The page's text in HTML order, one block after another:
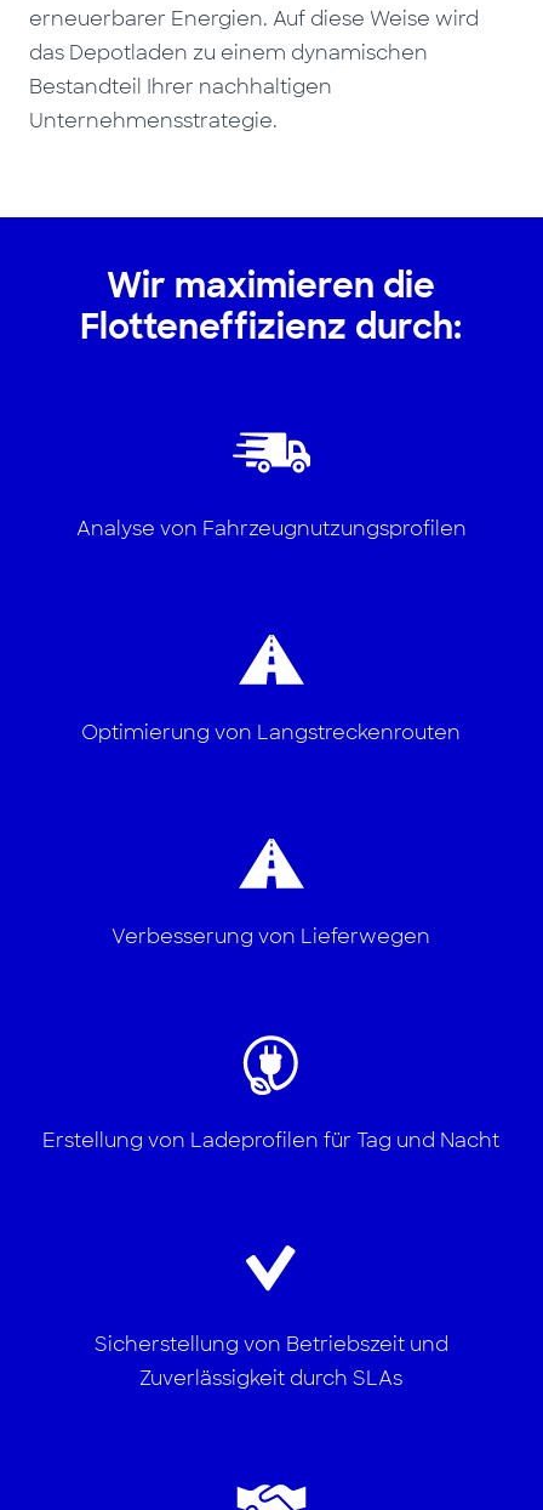
erneuerbarer Energien. Auf diese Weise wird
das Depotladen zu einem dynamischen
Bestandteil Ihrer nachhaltigen
Unternehmensstrategie.
Wir maximieren die
Flotteneffizienz durch:
Analyse von Fahrzeugnutzungsprofilen
Optimierung von Langstreckenrouten
Verbesserung von Lieferwegen
Erstellung von Ladeprofilen für Tag und Nacht
Sicherstellung von Betriebszeit und
Zuverlässigkeit durch SLAs